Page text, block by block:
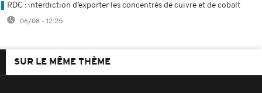
RDC : interdiction d’exporter les concentrés de cuivre et de cobalt
06/08 - 12:25
SUR LE MÊME THÈME